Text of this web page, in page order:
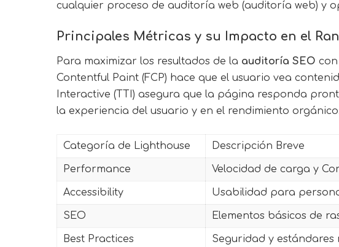
cualquier proceso de auditoría web (auditoría web) y
Principales Métricas y su Impacto en el
Para maximizar los resultados de la auditoría SEO
Contentful Paint (FCP) hace que el usuario vea
Interactive (TTI) asegura que la página responda
la experiencia del usuario y en el rendimiento
Categoría de Lighthouse Descripción Breve
Performance Velocidad de carga y
Accessibility Usabilidad para
SEO Elementos básicos de
Best Practices Seguridad y